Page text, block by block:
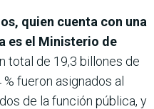
quien cuenta con una
es el Ministerio de
total de 19,3 billones de
fueron asignados al
de la función pública, y